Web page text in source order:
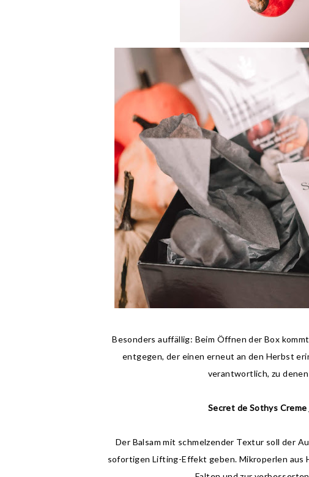
Besonders auffällig: Beim Öffnen der Box
entgegen, der einen erneut an den Herbst
verantwortlich, zu
Secret de Sothys
Der Balsam mit schmelzender Textur soll der
sofortigen Lifting-Effekt geben. Mikroperlen aus